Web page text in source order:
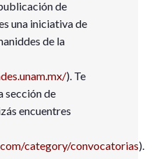
de
una iniciativa de
de la
). Te
sección de
encuentres
category/convocatorias).